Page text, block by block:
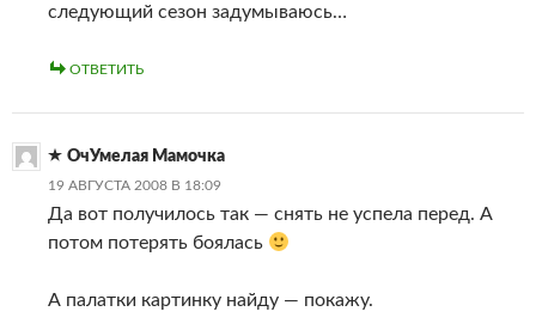
следующий сезон задумываюсь…
ОТВЕТИТЬ
ОчУмелая Мамочка
19 АВГУСТА 2008 В 18:09
Да вот получилось так — снять не успела перед. А
потом потерять боялась
А палатки картинку найду — покажу.